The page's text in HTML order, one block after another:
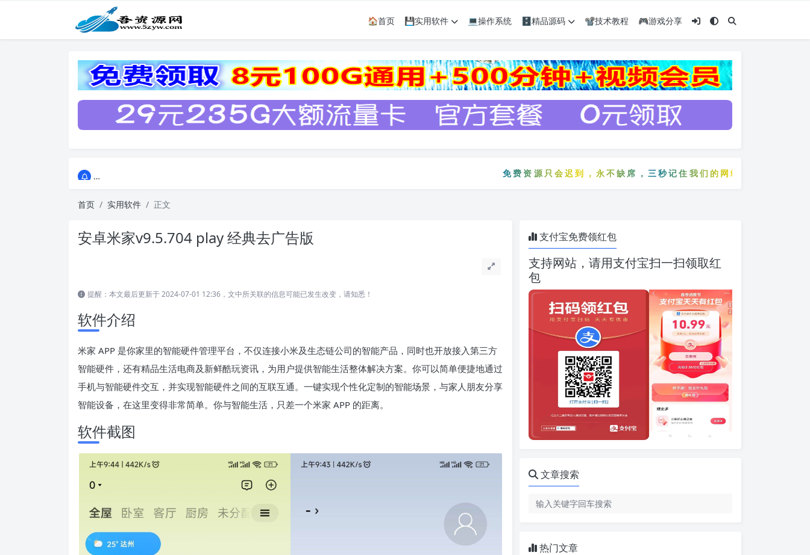
🏠首页 💾实用软件 💻操作系统 🗄️精品源码 📽️技术教程 🎮游戏分享
免费资源只会迟到，永不缺席，三秒记住我们的网站：5zyw.com
首页 实用软件 正文
安卓米家v9.5.704 play 经典去广告版
提醒：本文最后更新于 2024-07-01 12:36，文中所关联的信息可能已发生改变，请知悉！
软件介绍
米家 APP 是你家里的智能硬件管理平台，不仅连接小米及生态链公司的智能产品，同时也开放接入第三方
智能硬件，还有精品生活电商及新鲜酷玩资讯，为用户提供智能生活整体解决方案。你可以简单便捷地通过
手机与智能硬件交互，并实现智能硬件之间的互联互通。一键实现个性化定制的智能场景，与家人朋友分享
智能设备，在这里变得非常简单。你与智能生活，只差一个米家 APP 的距离。
软件截图
支付宝免费领红包
支持网站，请用支付宝扫一扫领取红
包
文章搜索
热门文章